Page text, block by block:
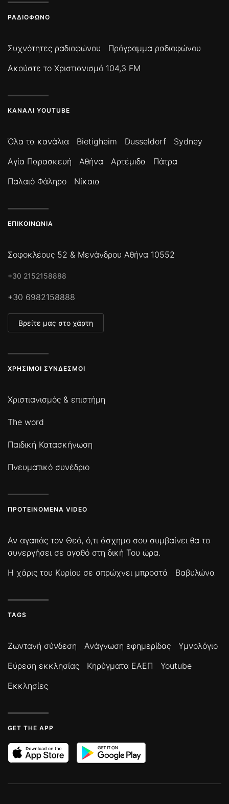
ΡΑΔΙΌΦΩΝΟ
Συχνότητες ραδιοφώνου
Πρόγραμμα ραδιοφώνου
Ακούστε το Χριστιανισμό 104,3 FM
ΚΑΝΆΛΙ YOUTUBE
Όλα τα κανάλια Bietigheim Dusseldorf
Sydney
Αγία Παρασκευή
Αθήνα Αρτέμιδα
Πάτρα
Παλαιό Φάληρο
Νίκαια
ΕΠΙΚΟΙΝΩΝΊΑ
Σοφοκλέους 52 & Μενάνδρου Αθήνα 10552
+30 2152158888
+30 6982158888
Βρείτε μας στο χάρτη
ΧΡΉΣΙΜΟΙ ΣΎΝΔΕΣΜΟΙ
Χριστιανισμός & επιστήμη
The word
Παιδική Κατασκήνωση
Πνευματικό συνέδριο
ΠΡΟΤΕΙΝΌΜΕΝΑ VIDEO
Αν αγαπάς τον Θεό, ό,τι άσχημο σου συμβαίνει θα το
συνεργήσει σε αγαθό στη δική Του ώρα.
Η χάρις του Κυρίου σε σπρώχνει μπροστά
Βαβυλώνα
TAGS
Ζωντανή σύνδεση Ανάγνωση εφημερίδας
Υμνολόγιο
Εύρεση εκκλησίας
Κηρύγματα ΕΑΕΠ
Youtube
Εκκλησίες
GET THE APP